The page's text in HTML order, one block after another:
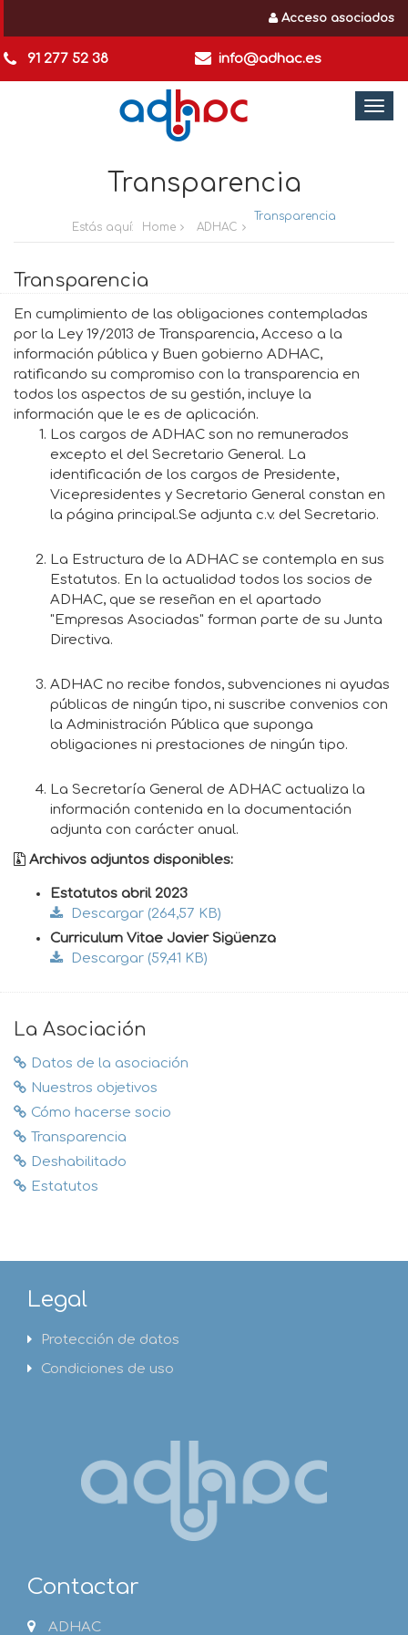
Acceso asociados
91 277 52 38 info@adhac.es
Transparencia
Estás aquí: Home ADHAC
Transparencia
Transparencia
En cumplimiento de las obligaciones contempladas
por la Ley 19/2013 de Transparencia, Acceso a la
información pública y Buen gobierno ADHAC,
ratificando su compromiso con la transparencia en
todos los aspectos de su gestión, incluye la
información que le es de aplicación.
Los cargos de ADHAC son no remunerados
excepto el del Secretario General. La
identificación de los cargos de Presidente,
Vicepresidentes y Secretario General constan en
la página principal.Se adjunta c.v. del Secretario.
La Estructura de la ADHAC se contempla en sus
Estatutos. En la actualidad todos los socios de
ADHAC, que se reseñan en el apartado
"Empresas Asociadas" forman parte de su Junta
Directiva.
ADHAC no recibe fondos, subvenciones ni ayudas
públicas de ningún tipo, ni suscribe convenios con
la Administración Pública que suponga
obligaciones ni prestaciones de ningún tipo.
La Secretaría General de ADHAC actualiza la
información contenida en la documentación
adjunta con carácter anual.
Archivos adjuntos disponibles:
Estatutos abril 2023
Descargar (264,57 KB)
Curriculum Vitae Javier Sigüenza
Descargar (59,41 KB)
La Asociación
Datos de la asociación
Nuestros objetivos
Cómo hacerse socio
Transparencia
Deshabilitado
Estatutos
Legal
Protección de datos
Condiciones de uso
Contactar
ADHAC